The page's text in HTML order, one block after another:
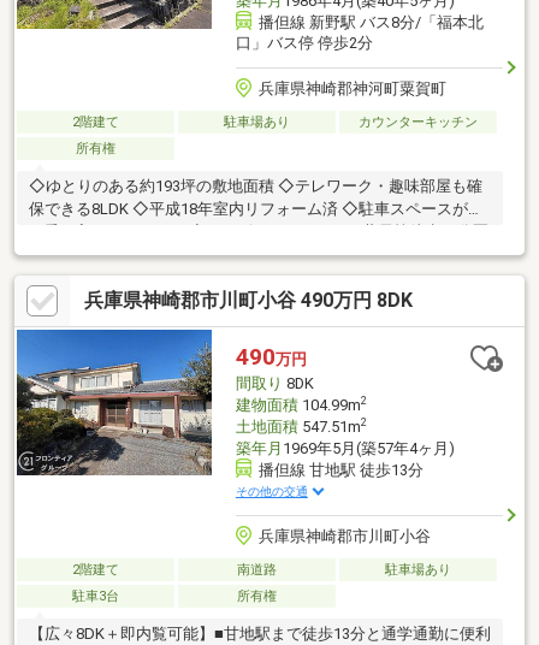
播但線 新野駅 バス8分/「福本北
口」バス停 停歩2分
兵庫県神崎郡神河町粟賀町
2階建て 駐車場あり
カウンターキッチン
所有権
◇ゆとりのある約193坪の敷地面積 ◇テレワーク・趣味部屋も確
保できる8LDK ◇平成18年室内リフォーム済 ◇駐車スペースが広
内
兵庫県神崎郡市川町小谷 490万円 8DK
490万円
間取り 8DK
建物面積104.99m2
土地面積547.51m2
築年月 1969年5月(築57年4ヶ月)
播但線 甘地駅 徒歩13分
その他の交通
兵庫県神崎郡市川町小谷
2階建て 南道路
駐車場あり
駐車3台
所有権
【広々8DK＋即内覧可能】■甘地駅まで徒歩13分と通学通勤に便利